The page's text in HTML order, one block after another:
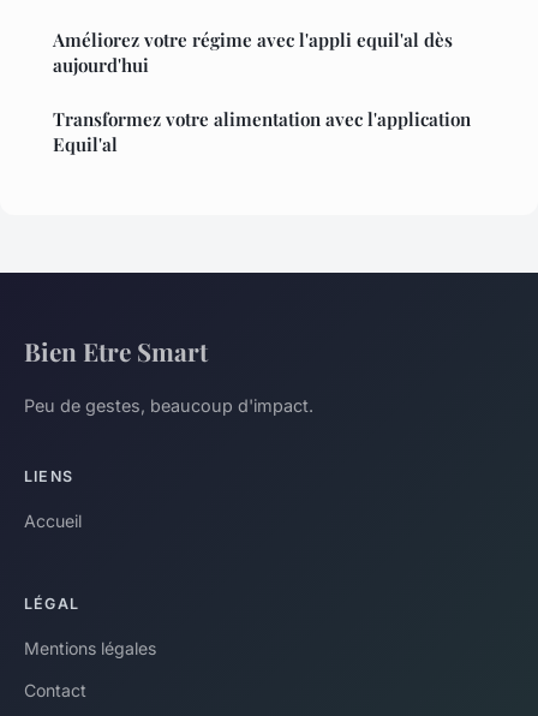
Améliorez votre régime avec l'appli equil'al dès
aujourd'hui
Transformez votre alimentation avec l'application
Equil'al
Bien Etre Smart
Peu de gestes, beaucoup d'impact.
LIENS
Accueil
LÉGAL
Mentions légales
Contact